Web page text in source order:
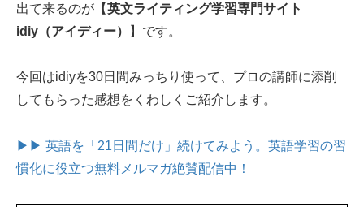
出て来るのが【英文ライティング学習専門サイト
idiy（アイディー）
】です。
今回はidiyを30日間みっちり使って、プロの講師に添削
してもらった感想をくわしくご紹介します。
▶▶ 英語を「21日間だけ」続けてみよう。 英語学習の習
慣化に役立つ無料メルマガ絶賛配信中！